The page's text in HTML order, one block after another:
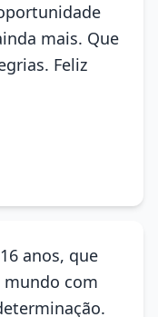
mais. Que
Feliz
anos, que
mundo com